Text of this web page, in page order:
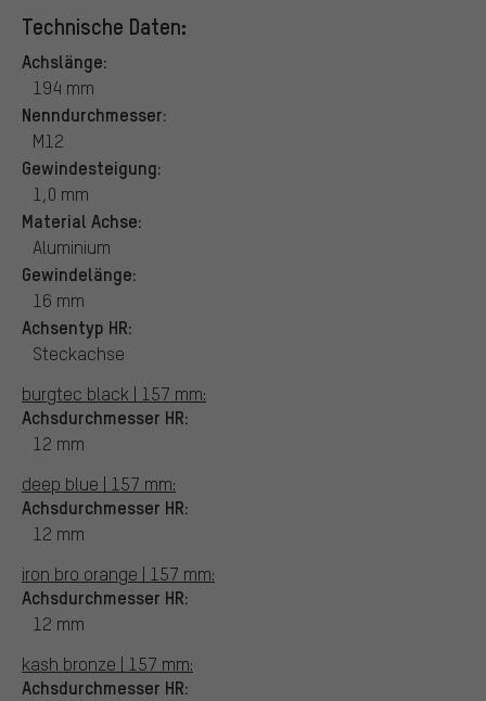
Technische Daten:
Achslänge:
194 mm
Nenndurchmesser:
M12
Gewindesteigung:
1,0 mm
Material Achse:
Aluminium
Gewindelänge:
16 mm
Achsentyp HR:
Steckachse
burgtec black | 157 mm:
Achsdurchmesser HR:
12 mm
deep blue | 157 mm:
Achsdurchmesser HR:
12 mm
iron bro orange | 157 mm:
Achsdurchmesser HR:
12 mm
kash bronze | 157 mm:
Achsdurchmesser HR: